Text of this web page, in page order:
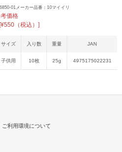
01メーカー品番：10マイイリ
価格
[¥550（税込）]
サイズ 入り数 重量 JAN
子供用 10枚 25g 4975175022231
ご利用環境について